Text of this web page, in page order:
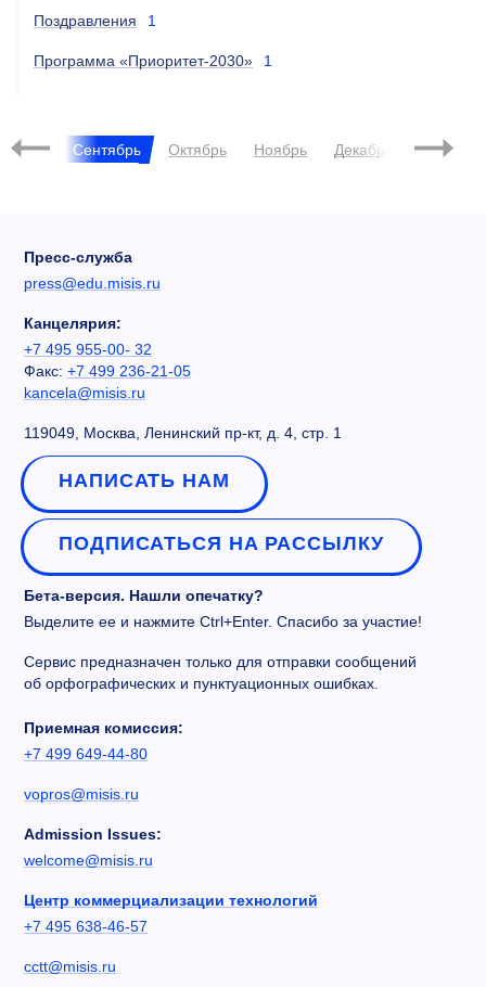
Поздравления 1
Программа «Приоритет-2030» 1
Август Сентябрь Октябрь Ноябрь Декабрь
Пресс-служба
press@edu.misis.ru
Канцелярия:
+7 495 955-00- 32
Факс: +7 499 236-21-05
kancela@misis.ru
119049, Москва, Ленинский пр-кт, д. 4, стр. 1
НАПИСАТЬ НАМ
ПОДПИСАТЬСЯ НА РАССЫЛКУ
Бета-версия. Нашли опечатку?
Выделите ее и нажмите Ctrl+Enter. Спасибо за участие!
Сервис предназначен только для отправки сообщений
об орфографических и пунктуационных ошибках.
Приемная комиссия:
+7 499 649-44-80
vopros@misis.ru
Admission Issues:
welcome@misis.ru
Центр коммерциализации технологий
+7 495 638-46-57
cctt@misis.ru